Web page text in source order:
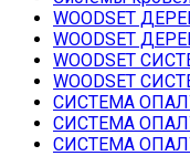
WOODSET
WOODSET
WOODSET
WOODSET
СИСТЕМА
СИСТЕМА
СИСТЕМА